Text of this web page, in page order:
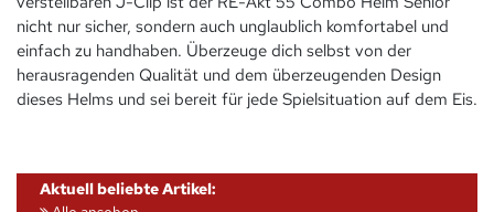
nicht nur sicher, sondern auch unglaublich komfortabel und
einfach zu handhaben. Überzeuge dich selbst von der
herausragenden Qualität und dem überzeugenden Design
dieses Helms und sei bereit für jede Spielsituation auf dem Eis.
Aktuell beliebte Artikel: